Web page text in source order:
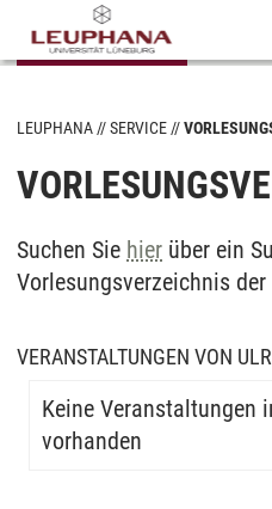
LEUPHANA SERVICE
Suchen Sie hier über ein
Vorlesungsverzeichnis
VERANSTALTUNGEN VON
Keine Veranstaltungen
vorhanden